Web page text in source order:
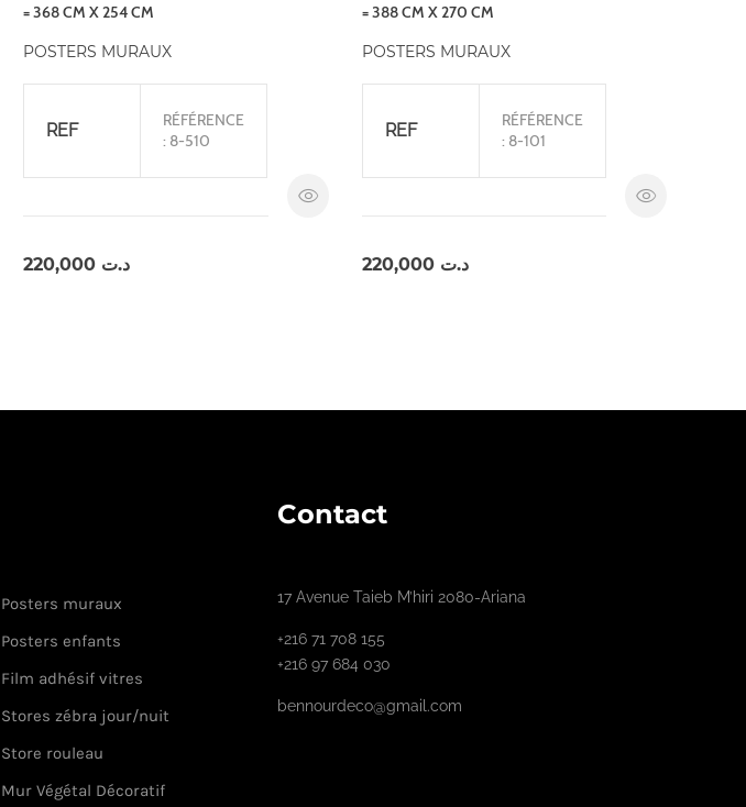
= 368 CM X 254 CM
POSTERS MURAUX
REF
RÉFÉRENCE
: 8-510
د.ت
= 388 CM X 270 CM
POSTERS MURAUX
REF
RÉFÉRENCE
: 8-101
د.ت 220,000
Posters muraux
Posters enfants
Film adhésif vitres
Stores zébra jour/nuit
Store rouleau
Mur Végétal Décoratif
Contact
17 Avenue Taieb M’hiri 2080-Ariana
+216 71 708 155
+216 97 684 030
bennourdeco@gmail.com